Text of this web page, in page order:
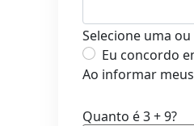
Selecione uma
Eu concordo
Ao informar
Quanto é 3 + 9?